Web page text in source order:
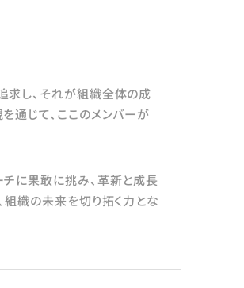
求し、それが組織全体の成
通じて、ここのメンバーが
に果敢に挑み、革新と成長
組織の未来を切り拓く力とな